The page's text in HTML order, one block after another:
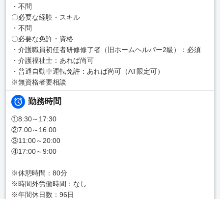
・不問
〇必要な経験・スキル
・不問
〇必要な免許・資格
・介護職員初任者研修修了者（旧ホームヘルパー2級）：必須
・介護福祉士：あれば尚可
・普通自動車運転免許：あれば尚可（AT限定可）
※無資格者要相談
勤務時間
①8:30～17:30
②7:00～16:00
③11:00～20:00
④17:00～9:00
※休憩時間：80分
※時間外労働時間：なし
※年間休日数：96日